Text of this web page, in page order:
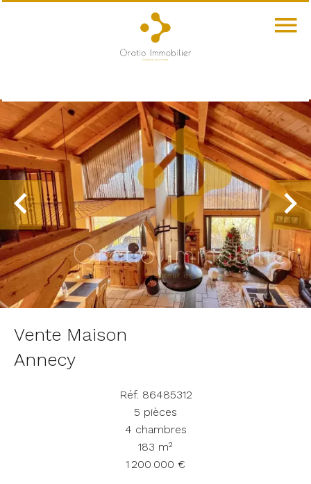
Vente Maison
Annecy
Réf. 86485312
5 pièces
4 chambres
183 m²
1 200 000 €